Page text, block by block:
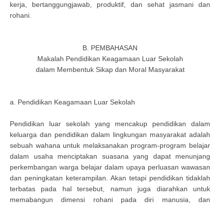
kerja, bertanggungjawab, produktif, dan sehat jasmani dan
rohani.
B. PEMBAHASAN
Makalah Pendidikan Keagamaan Luar Sekolah
dalam Membentuk Sikap dan Moral Masyarakat
a. Pendidikan Keagamaan Luar Sekolah
Pendidikan luar sekolah yang mencakup pendidikan dalam
keluarga dan pendidikan dalam lingkungan masyarakat adalah
sebuah wahana untuk melaksanakan program-program belajar
dalam usaha menciptakan suasana yang dapat menunjang
perkembangan warga belajar dalam upaya perluasan wawasan
dan peningkatan keterampilan. Akan tetapi pendidikan tidaklah
terbatas pada hal tersebut, namun juga diarahkan untuk
memabangun dimensi rohani pada diri manusia, dan